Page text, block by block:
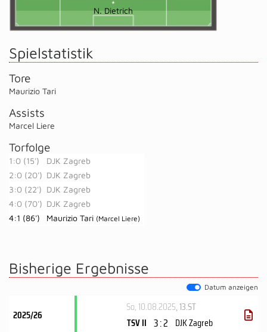
N. Dietrich
Spielstatistik
Tore
Maurizio Tari
Assists
Marcel Liere
Torfolge
1:0 (15')
DJK Zagreb
2:0 (20') DJK Zagreb
3:0 (22') DJK Zagreb
4:0 (70') DJK Zagreb
4:1 (86')
Maurizio Tari (Marcel Liere)
Bisherige Ergebnisse
Datum anzeigen
2025/26
So, 10.08.2025, 13.ST
TSV II 3 : 2 DJK Zagreb